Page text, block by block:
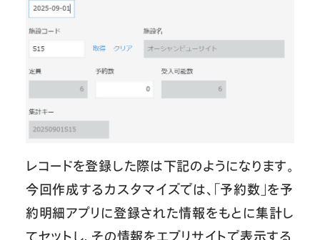
レコードを登録した際は下記のようになります。
今回作成するカスタマイズでは、「予約数」を予
約明細アプリに登録された情報をもとに集計し
てセットし、その情報をエブリサイトで表示する